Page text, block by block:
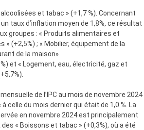
et tabac » (+1,7 %). Concernant
taux d’inflation moyen de 1,8%, ce résultat
groupes : « Produits alimentaires et
» (+2,5%) ; « Mobilier, équipement de la
de la maison»
et « Logement, eau, électricité, gaz et
de l’IPC au mois de novembre 2024
celle du mois dernier qui était de 1,0 %. La
en novembre 2024 est principalement
« Boissons et tabac » (+0,3%), où a été